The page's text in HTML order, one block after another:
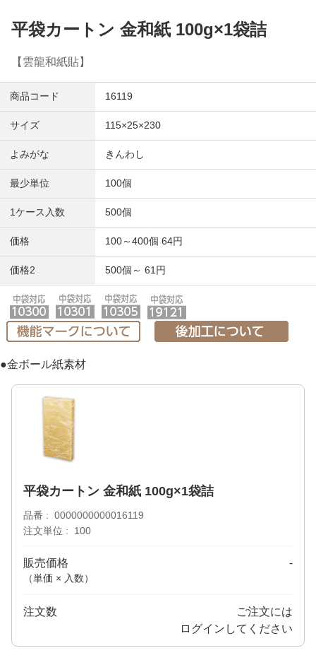
平袋カートン 金和紙 100g×1袋詰
【雲龍和紙貼】
商品コード 16119
サイズ 115×25×230
よみがな きんわし
最少単位 100個
1ケース入数 500個
価格 100～400個 64円
価格2 500個～ 61円
●金ボール紙素材
平袋カートン 金和紙 100g×1袋詰
品番
0000000000016119
注文単位
100
販売価格
（単価 × 入数）
-
注文数
ご注文には
ログイン してください